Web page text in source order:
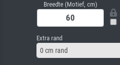
Breedte (Motief, cm)
Extra rand
0 cm rand